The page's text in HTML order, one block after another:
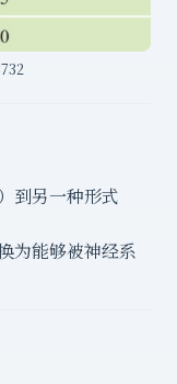
到另一种形式
为能够被神经系